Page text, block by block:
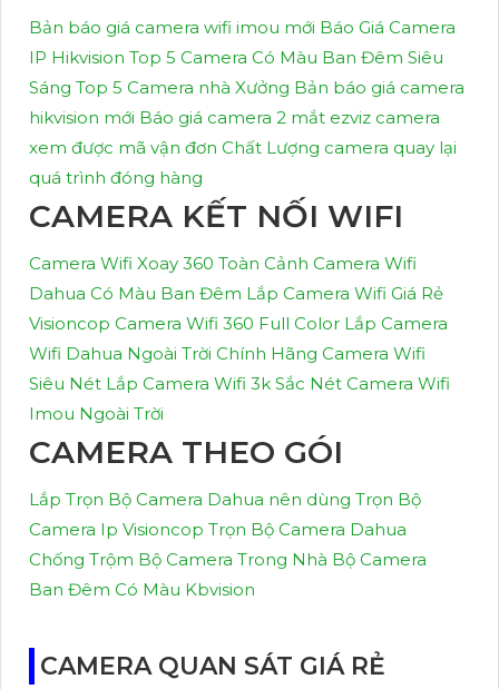
Bản báo giá camera wifi imou mới Báo Giá Camera
IP Hikvision Top 5 Camera Có Màu Ban Đêm Siêu
Sáng Top 5 Camera nhà Xưởng Bản báo giá camera
hikvision mới Báo giá camera 2 mắt ezviz camera
xem được mã vận đơn Chất Lượng camera quay lại
quá trình đóng hàng
CAMERA KẾT NỐI WIFI
Camera Wifi Xoay 360 Toàn Cảnh Camera Wifi
Dahua Có Màu Ban Đêm Lắp Camera Wifi Giá Rẻ
Visioncop Camera Wifi 360 Full Color Lắp Camera
Wifi Dahua Ngoài Trời Chính Hãng Camera Wifi
Siêu Nét Lắp Camera Wifi 3k Sắc Nét Camera Wifi
Imou Ngoài Trời
CAMERA THEO GÓI
Lắp Trọn Bộ Camera Dahua nên dùng Trọn Bộ
Camera Ip Visioncop Trọn Bộ Camera Dahua
Chống Trộm Bộ Camera Trong Nhà Bộ Camera
Ban Đêm Có Màu Kbvision
CAMERA QUAN SÁT GIÁ RẺ